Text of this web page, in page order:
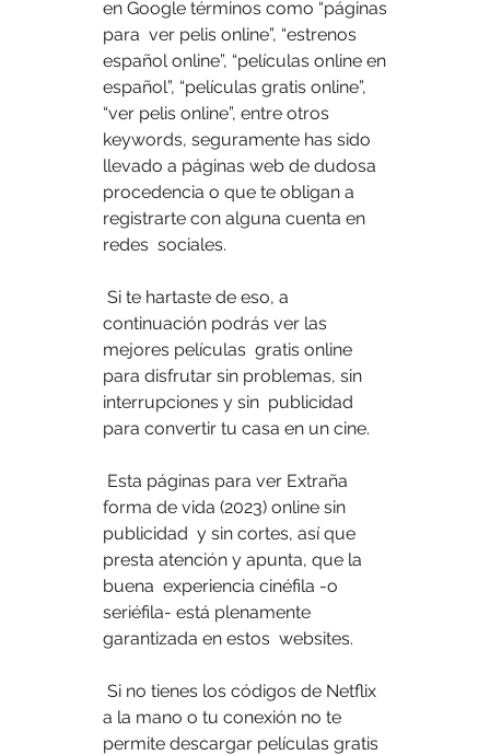
en Google términos como “páginas
para  ver pelis online”, “estrenos
español online”, “películas online en
español”, “películas gratis online”,
“ver pelis online”, entre otros
keywords, seguramente has sido
llevado a páginas web de dudosa
procedencia o que te obligan a
registrarte con alguna cuenta en
redes  sociales.
continuación podrás ver las
mejores películas  gratis online
para disfrutar sin problemas, sin
interrupciones y sin  publicidad
para convertir tu casa en un cine.
forma de vida (2023) online sin
publicidad  y sin cortes, así que
presta atención y apunta, que la
buena  experiencia cinéfila -o
seriéfila- está plenamente
garantizada en estos  websites.
a la mano o tu conexión no te
permite descargar películas gratis